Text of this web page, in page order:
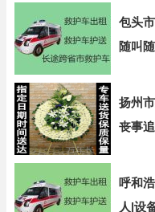
包头
随叫
扬州
丧事
呼和
人|设